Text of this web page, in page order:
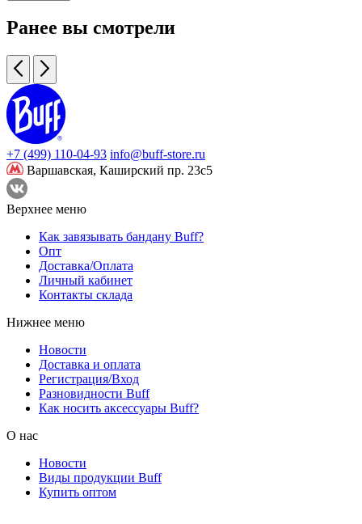
Ранее вы смотрели
+7 (499) 110-04-93 info@buff-store.ru
Варшавская, Каширский пр. 23с5
Верхнее меню
Как завязывать бандану Buff?
Опт
Доставка/Оплата
Личный кабинет
Контакты склада
Нижнее меню
Новости
Доставка и оплата
Регистрация/Вход
Разновидности Buff
Как носить аксессуары Buff?
О нас
Новости
Виды продукции Buff
Купить оптом